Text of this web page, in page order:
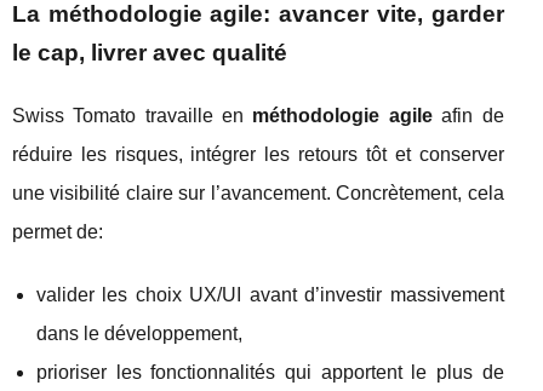
La méthodologie agile: avancer vite, garder
le cap, livrer avec qualité
Swiss Tomato travaille en méthodologie agileafin de
réduire les risques, intégrer les retours tôt et conserver
une visibilité claire sur l’avancement. Concrètement, cela
permet de:
valider les choix UX/UI avant d’investir massivement
dans le développement,
prioriser les fonctionnalités qui apportent le plus de